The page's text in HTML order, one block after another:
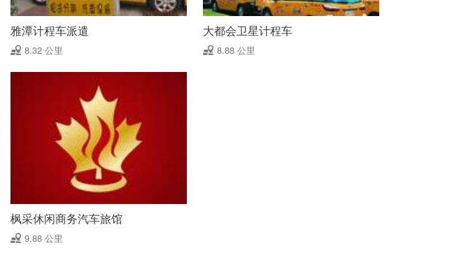
雅潭计程车派遣
8.32 公里
大都会卫星计程车
8.88 公里
枫采休闲商务汽车旅馆
9.88 公里